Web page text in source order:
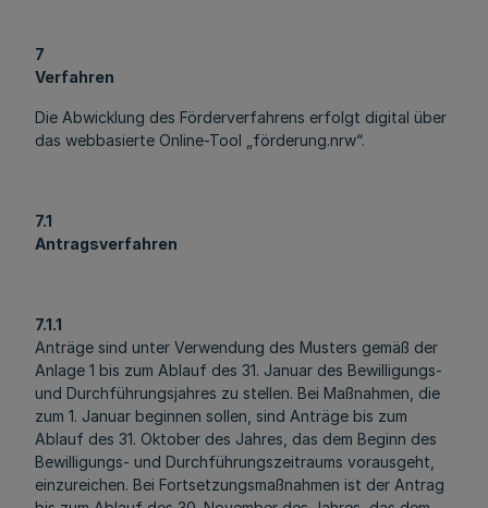
7
Verfahren
Die Abwicklung des Förderverfahrens erfolgt digital über
das webbasierte Online-Tool „förderung.nrw“.
7.1
Antragsverfahren
7.1.1
Anträge sind unter Verwendung des Musters gemäß der
Anlage 1 bis zum Ablauf des 31. Januar des Bewilligungs-
und Durchführungsjahres zu stellen. Bei Maßnahmen, die
zum 1. Januar beginnen sollen, sind Anträge bis zum
Ablauf des 31. Oktober des Jahres, das dem Beginn des
Bewilligungs- und Durchführungszeitraums vorausgeht,
einzureichen. Bei Fortsetzungsmaßnahmen ist der Antrag